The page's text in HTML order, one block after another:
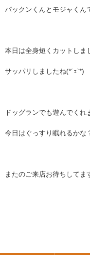
パックンくんとモジャくん
本日は全身短くカットしま
サッパリしましたね(*´ｪ`*)
ドッグランでも遊んでくれ
今日はぐっすり眠れるかな
またのご来店お待ちしてま